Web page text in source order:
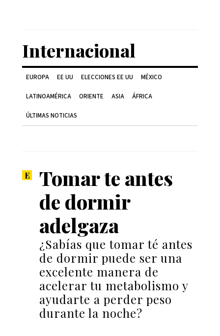
Internacional
EUROPA EE UU ELECCIONES EE UU MÉXICO
LATINOAMÉRICA ORIENTE ASIA ÁFRICA
ÚLTIMAS NOTICIAS
Tomar te antes
de dormir
adelgaza
¿Sabías que tomar té antes
de dormir puede ser una
excelente manera de
acelerar tu metabolismo y
ayudarte a perder peso
durante la noche?